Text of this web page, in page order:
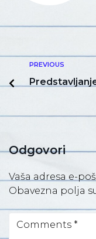
PREVIOUS
Odgovori
Vaša adresa e-
Obavezna polja